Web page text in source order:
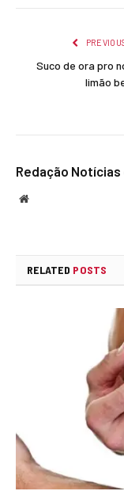
Suco de ora pro
limão
Redação Notícias
Website
RELATED POSTS